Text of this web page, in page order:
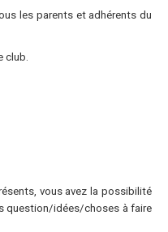
les parents et adhérents du
club.
vous avez la possibilité
question/idées/choses à faire